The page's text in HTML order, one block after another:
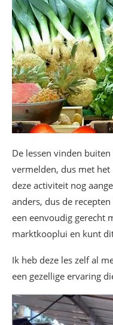
De lessen vinden
vermelden, dus met
deze activiteit nog
anders, dus de
een eenvoudig gerecht
marktkooplui en kunt
Ik heb deze les zelf al
een gezellige ervaring